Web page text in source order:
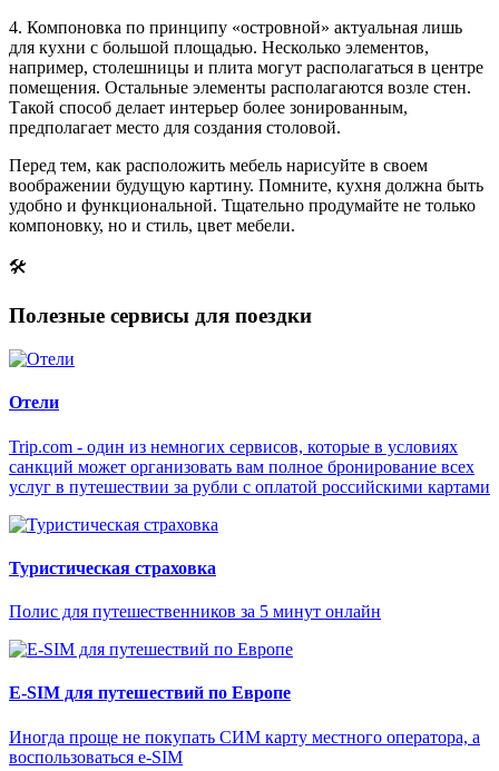
4. Компоновка по принципу «островной» актуальная лишь
для кухни с большой площадью. Несколько элементов,
например, столешницы и плита могут располагаться в центре
помещения. Остальные элементы располагаются возле стен.
Такой способ делает интерьер более зонированным,
предполагает место для создания столовой.
Перед тем, как расположить мебель нарисуйте в своем
воображении будущую картину. Помните, кухня должна быть
удобно и функциональной. Тщательно продумайте не только
компоновку, но и стиль, цвет мебели.
🛠
Полезные сервисы для поездки
Отели
Trip.com - один из немногих сервисов, которые в условиях
санкций может организовать вам полное бронирование всех
услуг в путешествии за рубли с оплатой российскими картами
Туристическая страховка
Полис для путешественников за 5 минут онлайн
E-SIM для путешествий по Европе
Иногда проще не покупать СИМ карту местного оператора, а
воспользоваться e-SIM